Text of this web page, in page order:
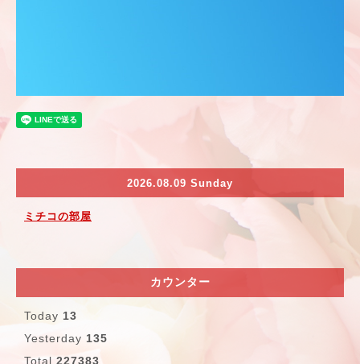
2026.08.09 Sunday
ミチコの部屋
カウンター
Today 13
Yesterday 135
Total 227383